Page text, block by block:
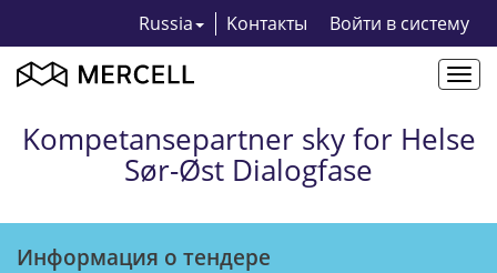
Russia Kонтакты Bойти в систему
Kompetansepartner sky for Helse
Sør-Øst Dialogfase
Информация о тендерe